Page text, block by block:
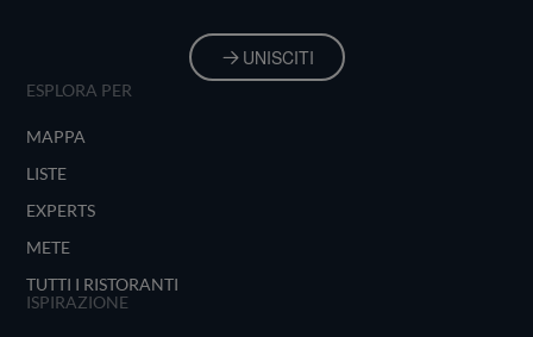
UNISCITI
ESPLORA PER
MAPPA
LISTE
EXPERTS
METE
TUTTI I RISTORANTI
ISPIRAZIONE